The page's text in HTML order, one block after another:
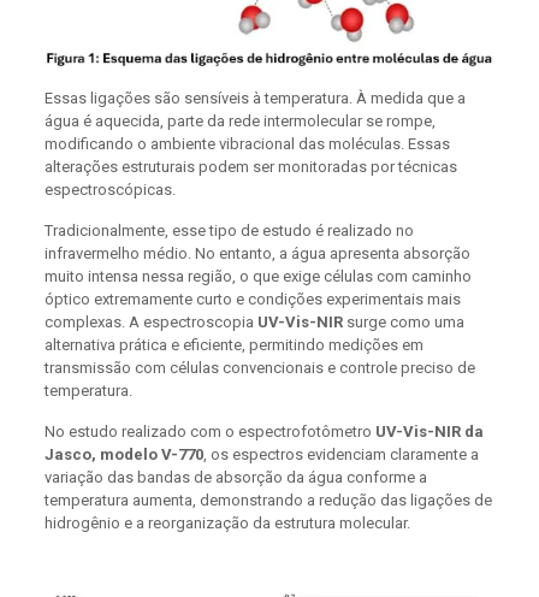
Essas ligações são sensíveis à temperatura. À medida que a
água é aquecida, parte da rede intermolecular se rompe,
modificando o ambiente vibracional das moléculas. Essas
alterações estruturais podem ser monitoradas por técnicas
espectroscópicas.
Tradicionalmente, esse tipo de estudo é realizado no
infravermelho médio. No entanto, a água apresenta absorção
muito intensa nessa região, o que exige células com caminho
óptico extremamente curto e condições experimentais mais
complexas. A espectroscopia UV-Vis-NIRsurge como uma
alternativa prática e eficiente, permitindo medições em
transmissão com células convencionais e controle preciso de
temperatura.
No estudo realizado com o espectrofotômetro UV-Vis-NIR da
Jasco, modelo V-770, os espectros evidenciam claramente a
variação das bandas de absorção da água conforme a
temperatura aumenta, demonstrando a redução das ligações de
hidrogênio e a reorganização da estrutura molecular.